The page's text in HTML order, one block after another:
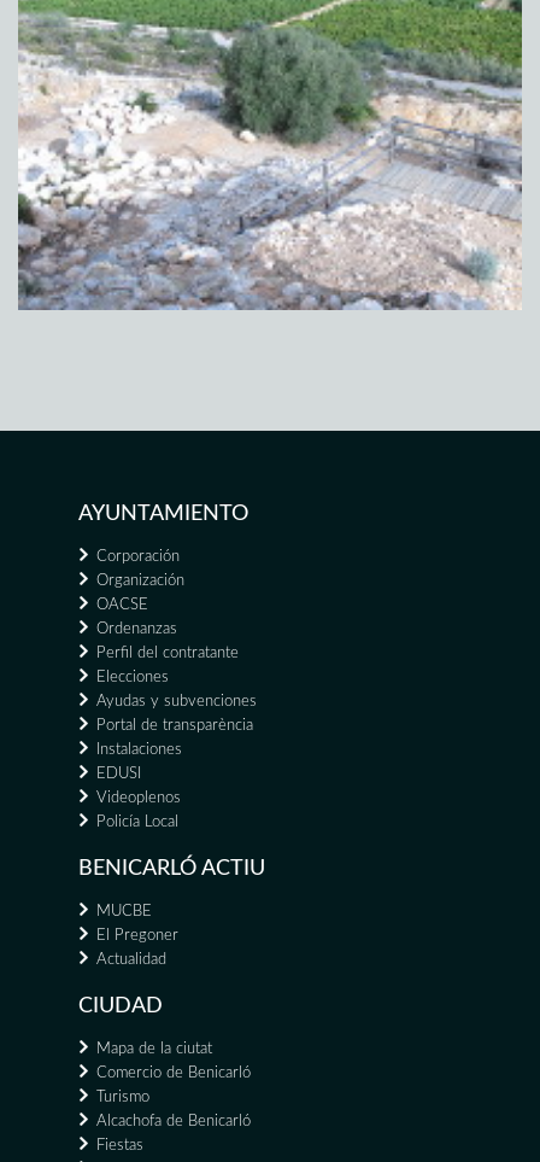
AYUNTAMIENTO
Corporación
Organización
OACSE
Ordenanzas
Perfil del contratante
Elecciones
Ayudas y subvenciones
Portal de transparència
Instalaciones
EDUSI
Videoplenos
Policía Local
BENICARLÓ ACTIU
MUCBE
El Pregoner
Actualidad
CIUDAD
Mapa de la ciutat
Comercio de Benicarló
Turismo
Alcachofa de Benicarló
Fiestas